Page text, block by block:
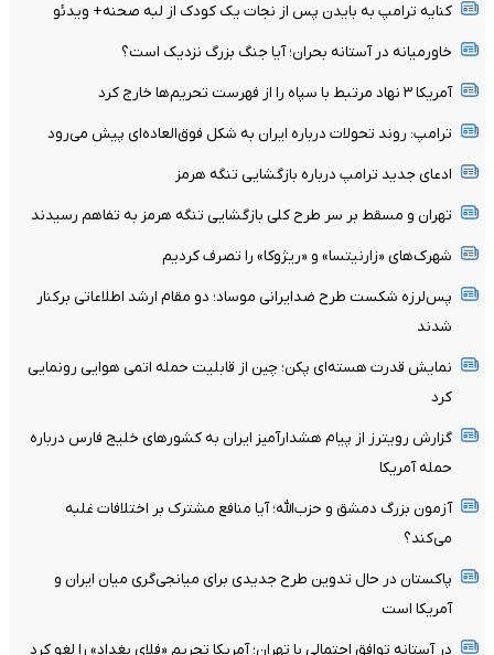
کنایه ترامپ به بایدن پس از نجات یک کودک از لبه صحنه+ ویدئو
خاورمیانه در آستانه بحران؛ آیا جنگ بزرگ نزدیک است؟
آمریکا ۳ نهاد مرتبط با سپاه را از فهرست تحریم‌ها خارج کرد
ترامپ: روند تحولات درباره ایران به شکل فوق‌العاده‌ای پیش می‌رود
ادعای جدید ترامپ درباره بازگشایی تنگه هرمز
تهران و مسقط بر سر طرح کلی بازگشایی تنگه هرمز به تفاهم رسیدند
شهرک‌های «زارنیتسا» و «ریژوکا» را تصرف کردیم
پس‌لرزه شکست طرح ضدایرانی موساد؛ دو مقام ارشد اطلاعاتی برکنار
شدند
نمایش قدرت هسته‌ای پکن؛ چین از قابلیت حمله اتمی هوایی رونمایی
کرد
گزارش رویترز از پیام هشدارآمیز ایران به کشورهای خلیج فارس درباره
حمله آمریکا
آزمون بزرگ دمشق و حزب‌الله؛ آیا منافع مشترک بر اختلافات غلبه
می‌کند؟
پاکستان در حال تدوین طرح جدیدی برای میانجی‌گری میان ایران و
آمریکا است
در آستانه توافق احتمالی با تهران؛ آمریکا تحریم «فلای بغداد» را لغو کرد